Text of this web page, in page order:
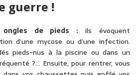
guerre !
ongles de pieds :ils évoquent
d’une mycose ou d’une infection.
pieds-nus à la piscine ou dans un
?… Ensuite, pour rentrer, vous